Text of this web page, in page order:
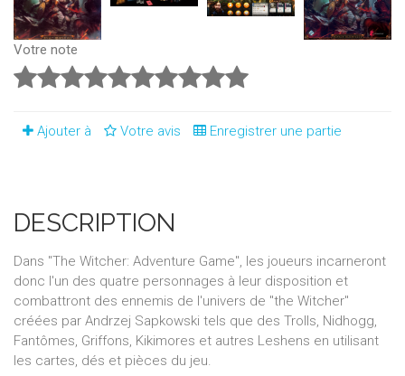
Votre note
Ajouter à Votre avis Enregistrer une partie
DESCRIPTION
Dans "The Witcher: Adventure Game", les joueurs incarneront
donc l'un des quatre personnages à leur disposition et
combattront des ennemis de l'univers de "the Witcher"
créées par Andrzej Sapkowski tels que des Trolls, Nidhogg,
Fantômes, Griffons, Kikimores et autres Leshens en utilisant
les cartes, dés et pièces du jeu.